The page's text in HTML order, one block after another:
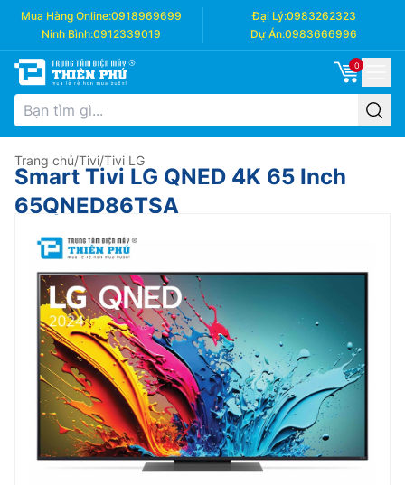
Mua Hàng Online:0918969699 Đại Lý:0983262323
Ninh Bình:0912339019 Dự Án:0983666996
0
Trang chủ/Tivi/Tivi LG
Smart Tivi LG QNED 4K 65 Inch
65QNED86TSA